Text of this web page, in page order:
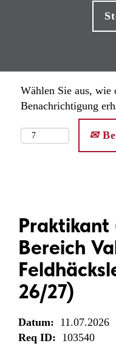
Wählen Sie aus, wie
Benachrichtigung
Bereich
26/27)
Datum: 11.07.2026
Req ID: 103540